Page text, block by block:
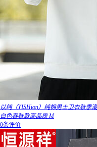
以纯（YISHion）纯棉男士卫衣秋季
白色春秋款高品质 M
0条评价